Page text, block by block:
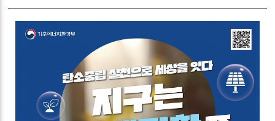
Sketchbook5, 스케치북5